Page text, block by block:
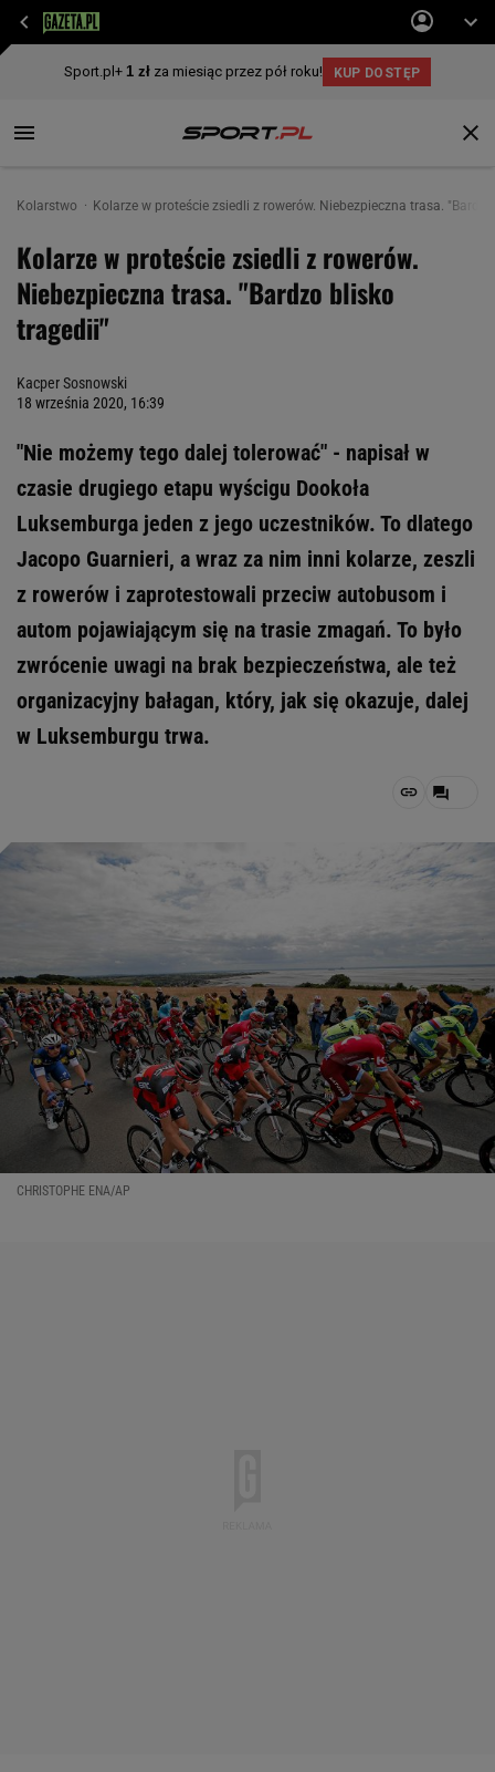
Kolarstwo Kolarze w proteście zsiedli z rowerów. Niebezpieczna trasa.
Kolarze w proteście zsiedli z rowerów.
Niebezpieczna trasa. "Bardzo blisko
tragedii"
Kacper Sosnowski
18 września 2020, 16:39
"Nie możemy tego dalej tolerować" - napisał w
czasie drugiego etapu wyścigu Dookoła
Luksemburga jeden z jego uczestników. To dlatego
Jacopo Guarnieri, a wraz za nim inni kolarze, zeszli
z rowerów i zaprotestowali przeciw autobusom i
autom pojawiającym się na trasie zmagań. To było
zwrócenie uwagi na brak bezpieczeństwa, ale też
organizacyjny bałagan, który, jak się okazuje, dalej
w Luksemburgu trwa.
CHRISTOPHE ENA/AP